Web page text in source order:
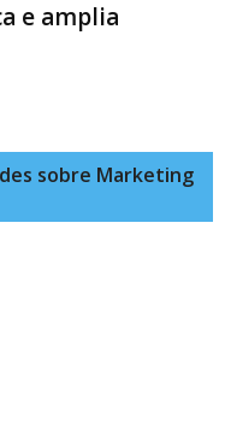
e amplia
sobre Marketing